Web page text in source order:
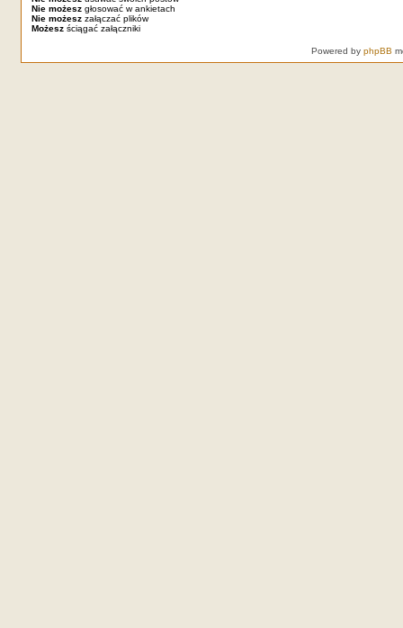
Nie możeszgłosować w ankietach
Nie możeszzałączać plików
Możeszściągać załączniki
Powered by phpBB